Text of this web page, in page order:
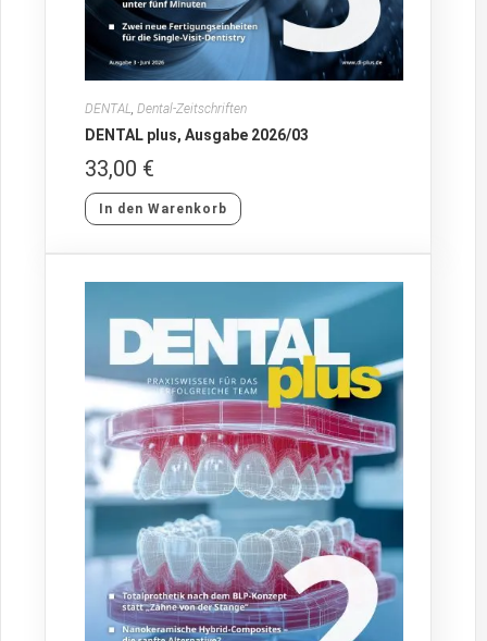
DENTAL,Dental-Zeitschriften
DENTAL plus, Ausgabe 2026/03
33,00 €
In den Warenkorb